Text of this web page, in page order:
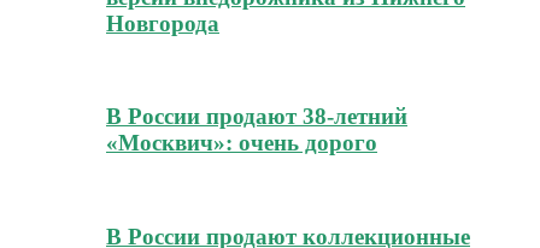
Новгорода
В России продают 38-летний
«Москвич»: очень дорого
В России продают коллекционные